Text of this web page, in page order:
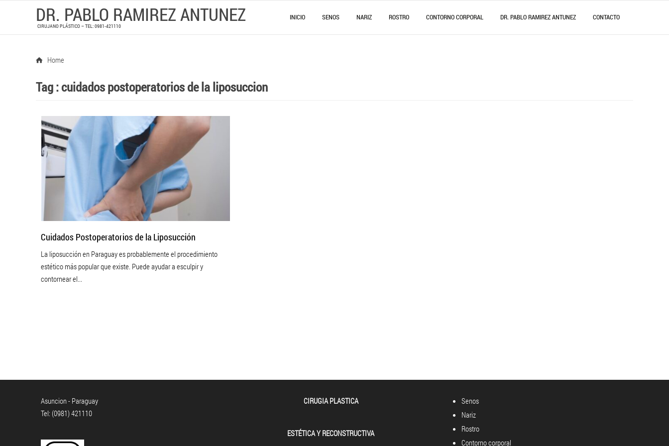
DR. PABLO RAMIREZ ANTUNEZ
CIRUJANO PLÁSTICO – TEL: 0981-421110
INICIO SENOS NARIZ ROSTRO CONTORNO CORPORAL DR. PABLO RAMIREZ ANTUNEZ CONTACTO
Home
Tag :cuidados postoperatorios de la liposuccion
Cuidados Postoperatorios de la Liposucción
La liposucción en Paraguay es probablemente el procedimiento
estético más popular que existe. Puede ayudar a esculpir y
contornear el...
Asuncion - Paraguay
Tel: (0981) 421110
CIRUGIA PLASTICA
ESTÉTICA Y RECONSTRUCTIVA
Senos
Nariz
Rostro
Contorno corporal